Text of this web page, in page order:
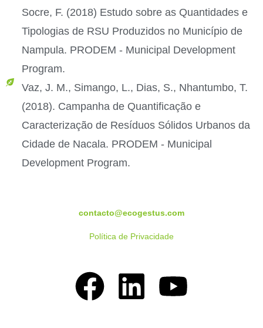
Socre, F. (2018) Estudo sobre as Quantidades e
Tipologias de RSU Produzidos no Município de
Nampula. PRODEM - Municipal Development
Program.
Vaz, J. M., Simango, L., Dias, S., Nhantumbo, T.
(2018). Campanha de Quantificação e
Caracterização de Resíduos Sólidos Urbanos da
Cidade de Nacala. PRODEM - Municipal
Development Program.
contacto@ecogestus.com
Política de Privacidade